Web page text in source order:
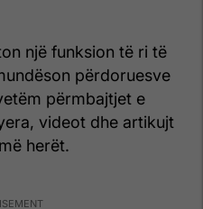
një funksion të ri të
përdoruesve
përmbajtjet e
videot dhe artikujt
herët.